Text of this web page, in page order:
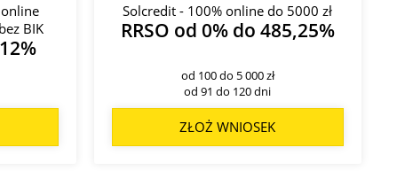
online
BIK
Solcredit - 100% online do 5000 zł
RRSO od 0% do 485,25%
od 100 do 5 000 zł
od 91 do 120 dni
ZŁOŻ WNIOSEK